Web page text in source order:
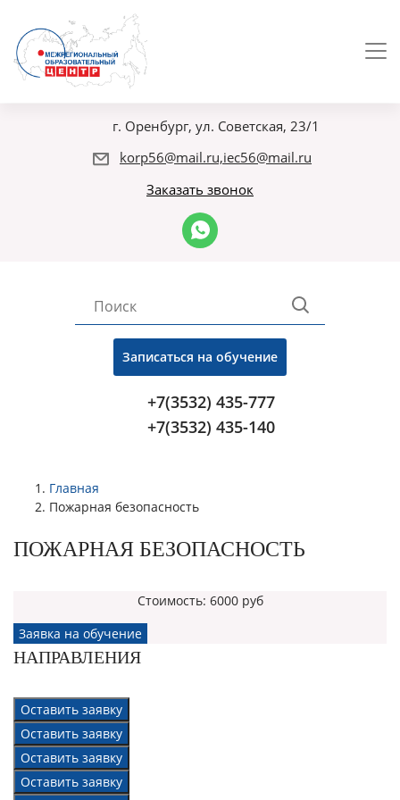
г. Оренбург, ул. Советская, 23/1
korp56@mail.ru,iec56@mail.ru
Заказать звонок
Записаться на обучение
+7(3532) 435-777
+7(3532) 435-140
Главная
Пожарная безопасность
ПОЖАРНАЯ БЕЗОПАСНОСТЬ
Стоимость: 6000 руб
Заявка на обучение
НАПРАВЛЕНИЯ
Оставить заявку
Оставить заявку
Оставить заявку
Оставить заявку